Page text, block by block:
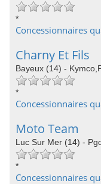
*
Concessionnaires
Charny Et Fils
Bayeux (14) -
*
Concessionnaires
Moto Team
Luc Sur Mer (14) -
*
Concessionnaires